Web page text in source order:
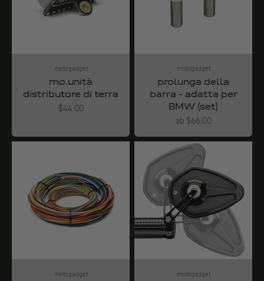
motogadget
mo.unità
distributore di terra
Angebot
$44.00
motogadget
prolunga della
barra - adatta per
BMW (set)
Angebot
ab $66.00
motogadget motogadget